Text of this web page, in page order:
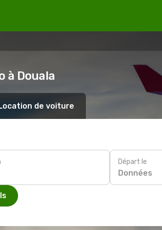
à Douala
de voiture
Départ le
Données